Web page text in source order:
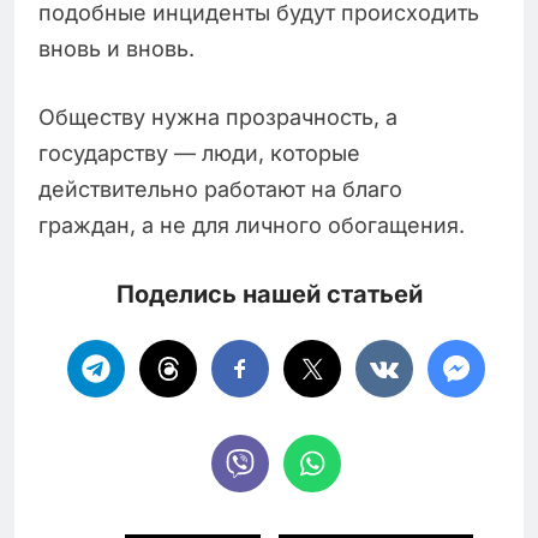
подобные инциденты будут происходить
вновь и вновь.
Обществу нужна прозрачность, а
государству — люди, которые
действительно работают на благо
граждан, а не для личного обогащения.
Поделись нашей статьей